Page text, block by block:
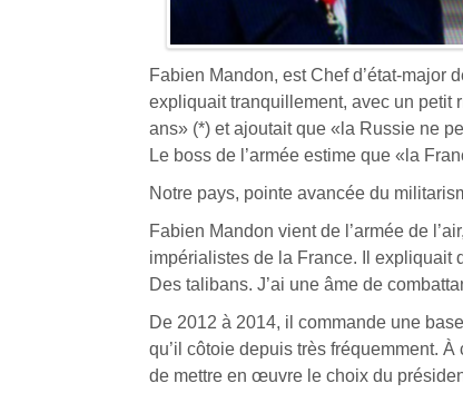
Fabien Mandon, est Chef d’état-major
expliquait tranquillement, avec un petit
ans» (*) et ajoutait que «la Russie ne
Le boss de l’armée estime que «la
Notre pays, pointe avancée du
Fabien Mandon vient de l’armée de
impérialistes de la France. Il expliquait
Des talibans. J’ai une âme de
De 2012 à 2014, il commande une
qu’il côtoie depuis très fréquemment.
de mettre en œuvre le choix du